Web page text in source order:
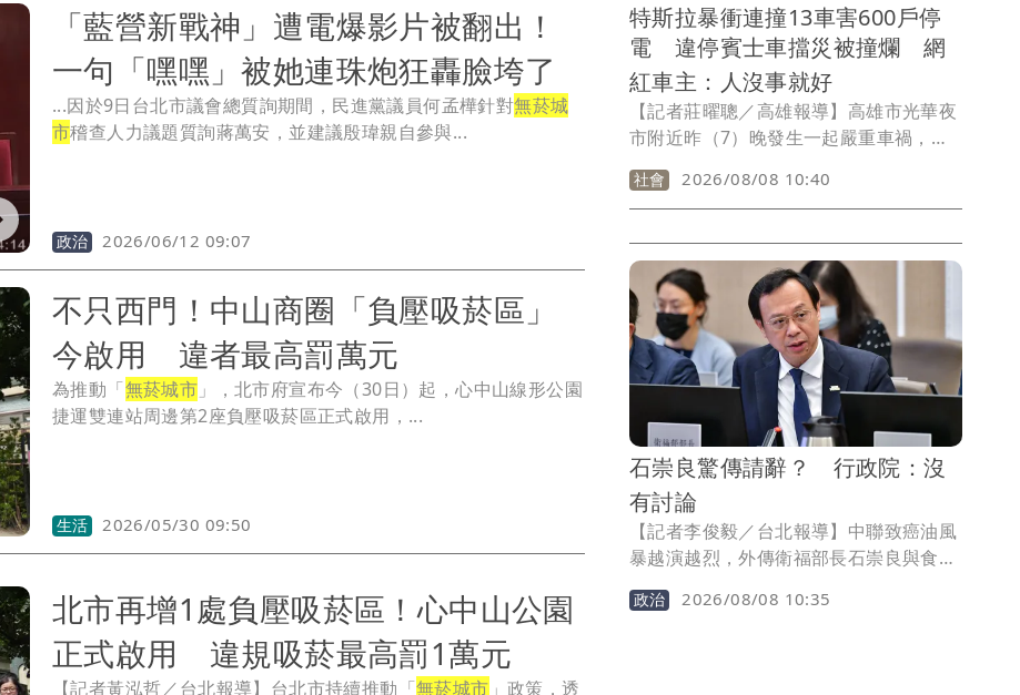
「藍營新戰神」遭電爆影片被翻出！
一句「嘿嘿」被她連珠炮狂轟臉垮了
...因於9日台北市議會總質詢期間，民進黨議員何孟樺針對無菸城
市稽查人力議題質詢蔣萬安，並建議殷瑋親自參與...
政治 2026/06/12 09:07
不只西門！中山商圈「負壓吸菸區」
今啟用 違者最高罰萬元
為推動「無菸城市 」，北市府宣布今（30日）起，心中山線形公園
捷運雙連站周邊第2座負壓吸菸區正式啟用，...
生活 2026/05/30 09:50
北市再增1處負壓吸菸區！心中山公園
正式啟用 違規吸菸最高罰1萬元
【記者黃泓哲／台北報導】台北市持續推動「無菸城市 」政策，透
特斯拉暴衝連撞13車害600戶停
電 違停賓士車擋災被撞爛 網
紅車主：人沒事就好
【記者莊曜聰／高雄報導】高雄市光華夜
市附近昨（7）晚發生一起嚴重車禍，郭
姓男子駕駛的特斯拉突然暴衝，先猛撞路
旁變電箱，又接連衝撞多部機車、轎車，
最後撞上一部違停賓士車才停下，差點就
衝進夜市，共波及13車、釀成3傷、600
戶停電，現場一片狼藉，賓士車車主是嘉
義網紅「陳厚仁」，網路大讚他「救了很
多人」，他也拍片霸氣回應「人沒事最重
要。」
社會 2026/08/08 10:40
石崇良驚傳請辭？ 行政院：沒
有討論
【記者李俊毅／台北報導】中聯致癌油風
暴越演越烈，外傳衛福部長石崇良與食藥
署長姜至剛等人已提出請辭，引發討論。
行政院發言人李慧芝昨日回應，目前沒有
政治 2026/08/08 10:35